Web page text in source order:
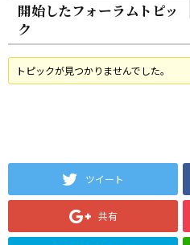
開始したフォーラムトピッ
ク
トピックが見つかりませんでした。
ツイート
共有